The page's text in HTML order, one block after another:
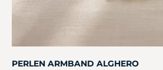
PERLEN ARMBAND ALGHERO